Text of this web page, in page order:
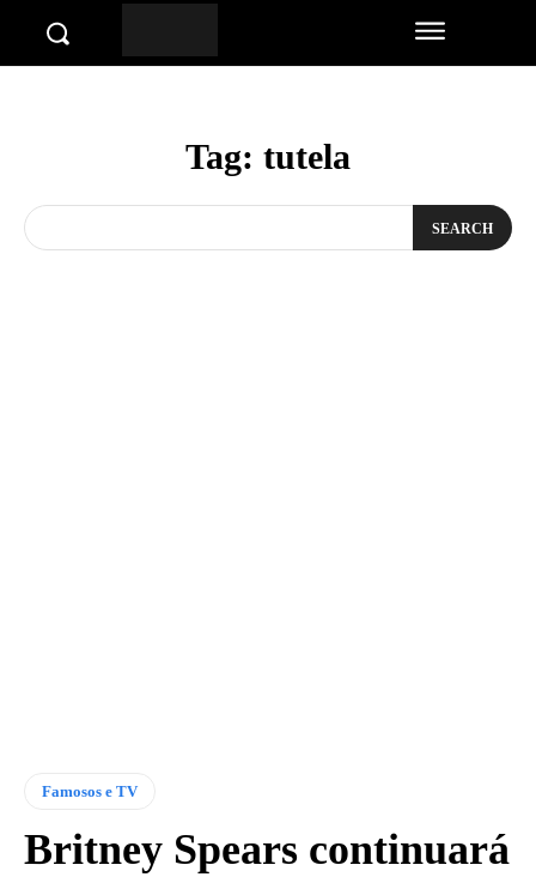
Tag: tutela
SEARCH
Famosos e TV
Britney Spears continuará